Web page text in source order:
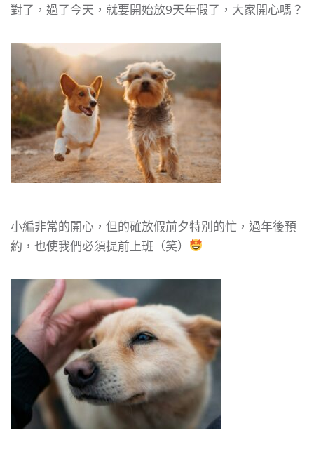
對了，過了今天，就要開始放9天年假了，大家開心嗎？
小編非常的開心，但的確放假前夕特別的忙，過年後預
約，也使我們必須提前上班（笑）